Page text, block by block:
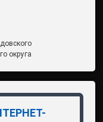
округа